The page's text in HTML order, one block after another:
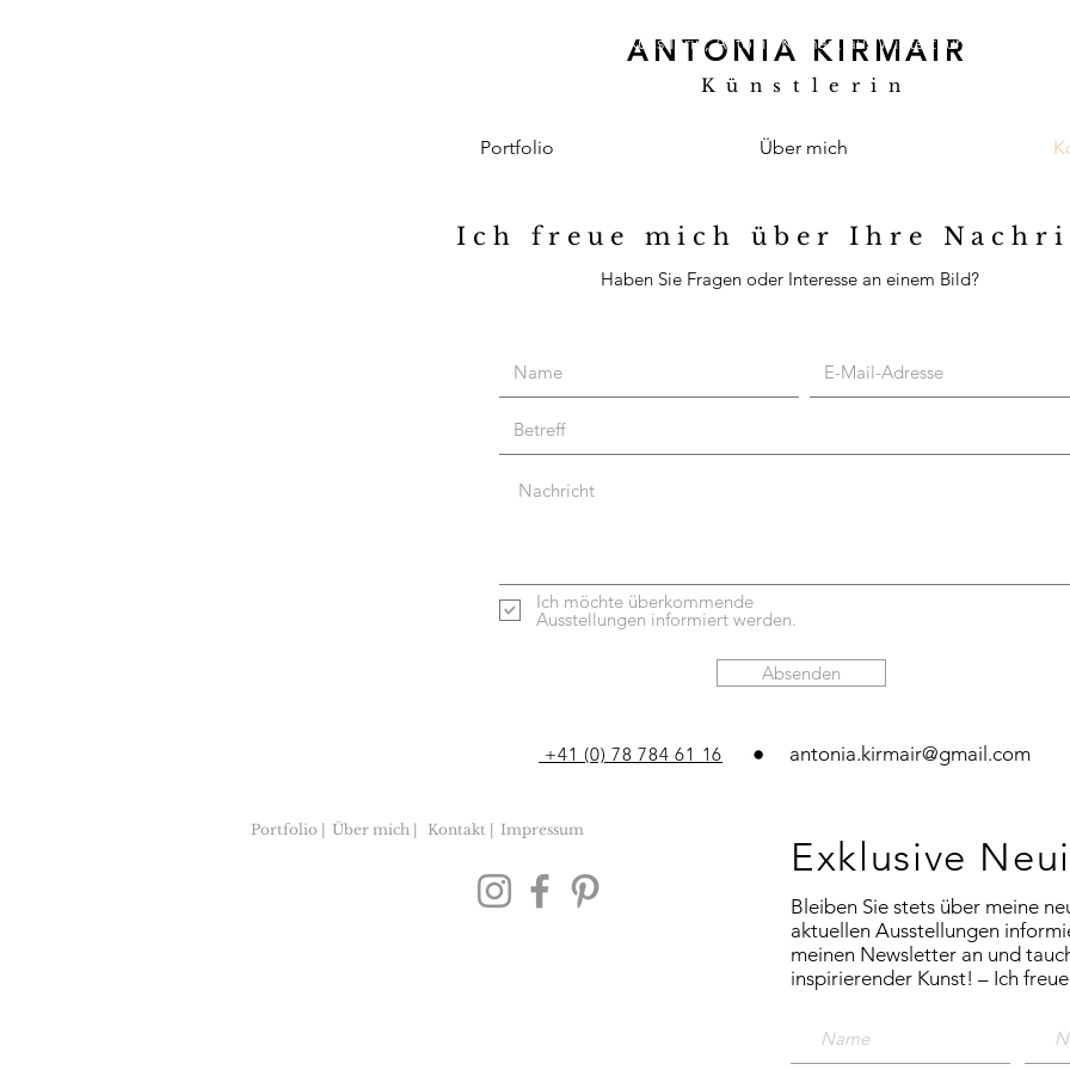
ANTONIA KIRMAIR
Künstlerin
Künstlerin, Antonia Kirmair, aus Winterthur
Portfolio Über mich
Ich freue mich über Ihre
Haben Sie Fragen oder Interesse an einem Bild?
Ich möchte überkommende
Ausstellungen informiert werden.
Absenden
+41 (0) 78 784 61 16 antonia.kirmair@gmail.com
Portfolio | Über mich | Kontakt | Impressum
Exklusive
Bleiben Sie stets über meine
aktuellen Ausstellungen
meinen Newsletter an und
inspirierender Kunst! – ­Ich